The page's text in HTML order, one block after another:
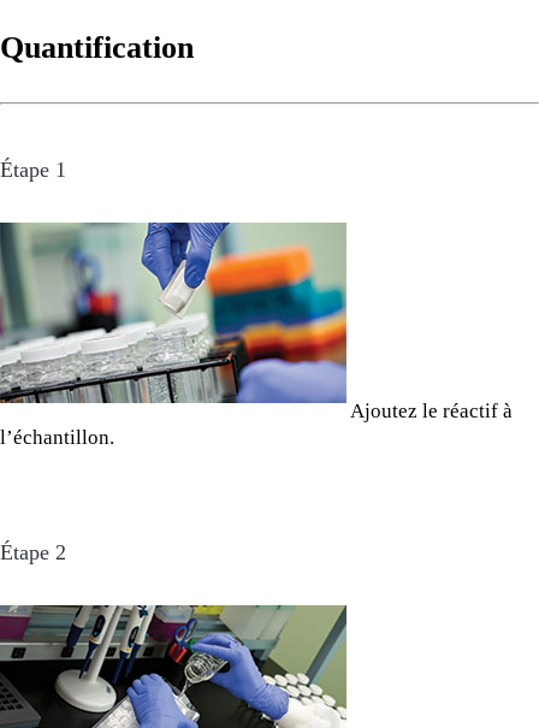
Quantification
Étape 1
Ajoutez le réactif à
l’échantillon.
Étape 2